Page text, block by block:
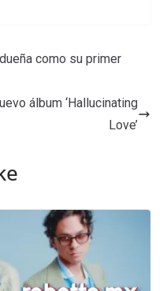
como su primer
álbum ‘Hallucinating
Love’